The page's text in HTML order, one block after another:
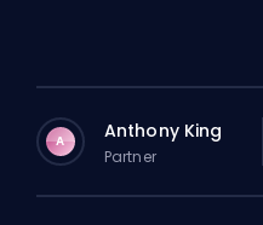
A Anthony King
Partner